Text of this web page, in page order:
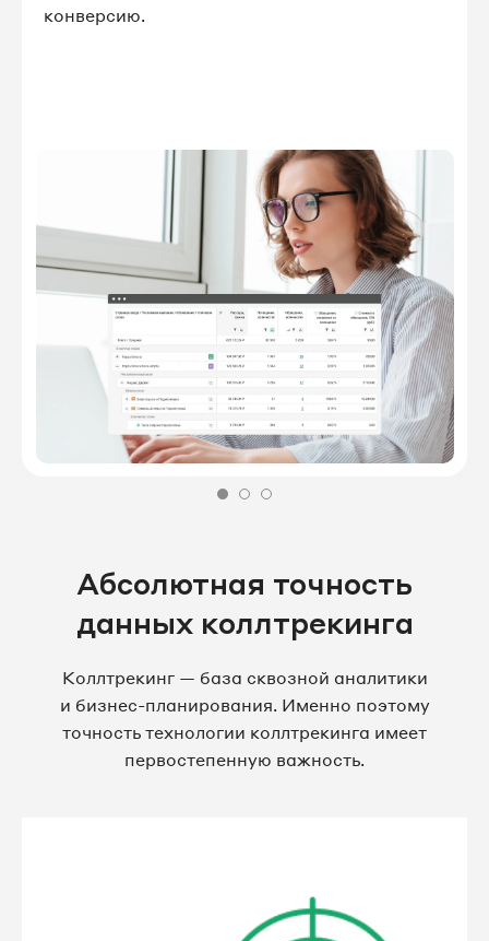
конверсию.
Абсолютная точность
данных коллтрекинга
Коллтрекинг — база сквозной аналитики
и бизнес-планирования. Именно поэтому
точность технологии коллтрекинга имеет
первостепенную важность.